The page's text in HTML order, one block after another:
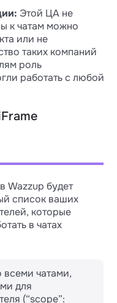
Этой ЦА не
к чатам можно
или не
таких компаний
роль
работать с любой
Wazzup будет
список ваших
которые
в чатах
всеми чатами,
для
(“scope”: